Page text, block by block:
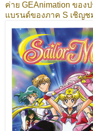
ค่าย GEAnimation ของ
แบรนด์ของภาค S เชิญ